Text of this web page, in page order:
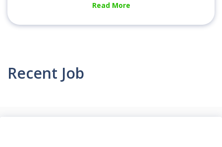
Read More
Recent Job